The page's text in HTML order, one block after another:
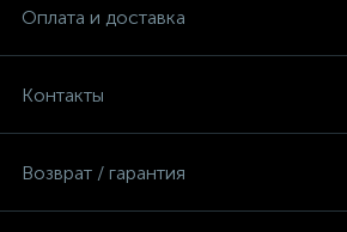
Оплата и доставка
Контакты
Возврат / гарантия